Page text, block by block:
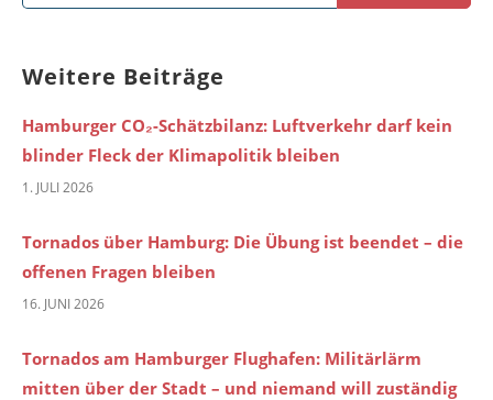
Weitere Beiträge
Hamburger CO₂-Schätzbilanz: Luftverkehr darf kein
blinder Fleck der Klimapolitik bleiben
1. JULI 2026
Tornados über Hamburg: Die Übung ist beendet – die
offenen Fragen bleiben
16. JUNI 2026
Tornados am Hamburger Flughafen: Militärlärm
mitten über der Stadt – und niemand will zuständig